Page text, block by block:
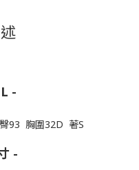
-
93 胸圍32D 著S
-